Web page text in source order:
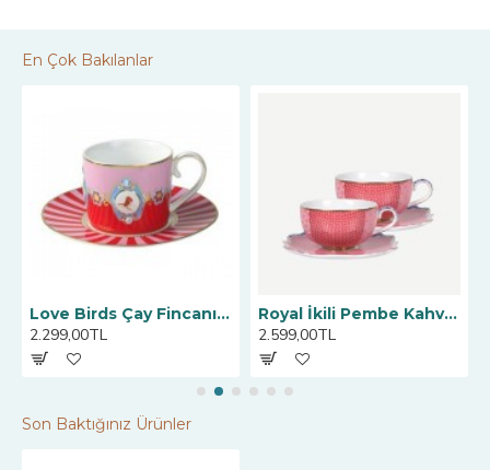
En Çok Bakılanlar
Love Birds Çay Fincanı, Kırmızı / Pembe 200 ML
2.299,00TL
Royal İkili Pembe Kahve Fincanı 125 ml
2.599,00TL
Son Baktığınız Ürünler